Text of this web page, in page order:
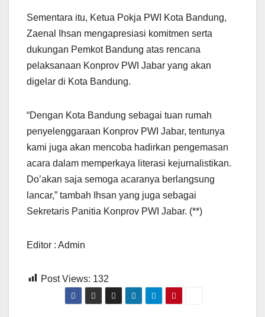
Sementara itu, Ketua Pokja PWI Kota Bandung,
Zaenal Ihsan mengapresiasi komitmen serta
dukungan Pemkot Bandung atas rencana
pelaksanaan Konprov PWI Jabar yang akan
digelar di Kota Bandung.
“Dengan Kota Bandung sebagai tuan rumah
penyelenggaraan Konprov PWI Jabar, tentunya
kami juga akan mencoba hadirkan pengemasan
acara dalam memperkaya literasi kejurnalistikan.
Do’akan saja semoga acaranya berlangsung
lancar,” tambah Ihsan yang juga sebagai
Sekretaris Panitia Konprov PWI Jabar. (**)
Editor : Admin
Post Views: 132